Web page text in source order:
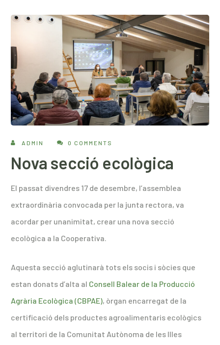
ADMIN 0 COMMENTS
Nova secció ecològica
El passat divendres 17 de desembre, l’assemblea
extraordinària convocada per la junta rectora, va
acordar per unanimitat, crear una nova secció
ecològica a la Cooperativa.
Aquesta secció aglutinarà tots els socis i sòcies que
estan donats d’alta al Consell Balear de la Producció
Agrària Ecològica (CBPAE), òrgan encarregat de la
certificació dels productes agroalimentaris ecològics
al territori de la Comunitat Autònoma de les Illes